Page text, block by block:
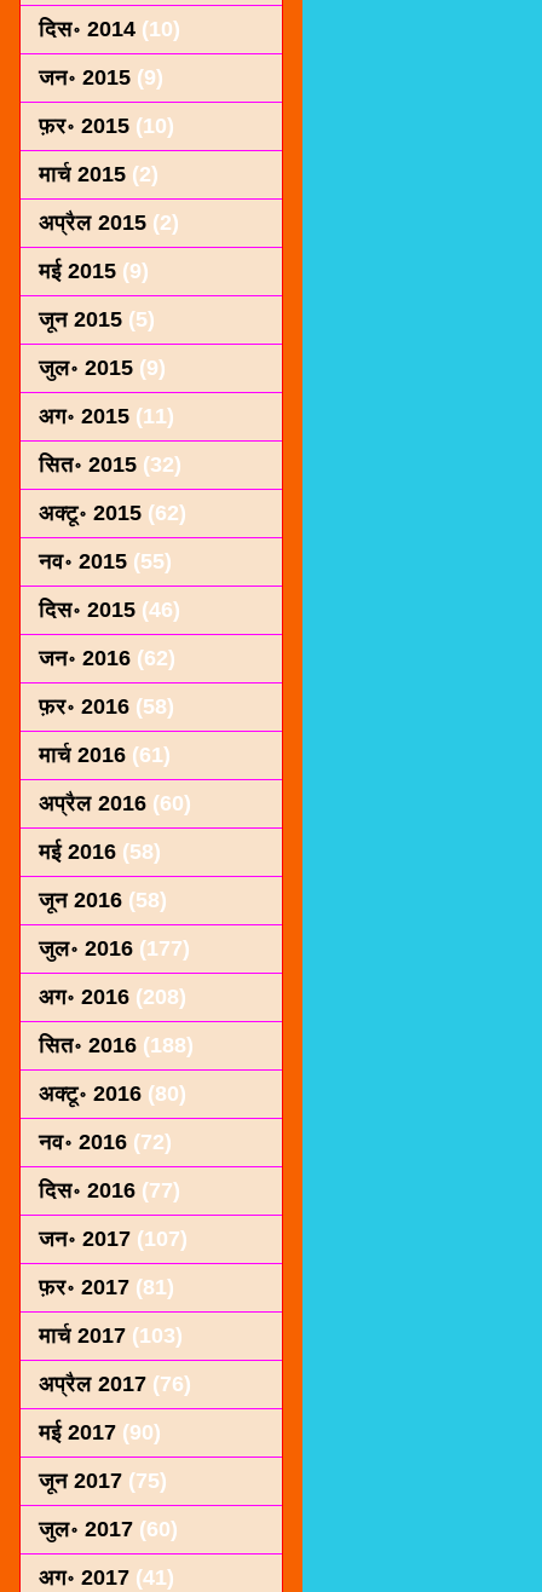
दिस॰ 2014 (10)
जन॰ 2015 (9)
फ़र॰ 2015 (10)
मार्च 2015 (2)
अप्रैल 2015 (2)
मई 2015 (9)
जून 2015 (5)
जुल॰ 2015 (9)
अग॰ 2015 (11)
सित॰ 2015 (32)
अक्टू॰ 2015 (62)
नव॰ 2015 (55)
दिस॰ 2015 (46)
जन॰ 2016 (62)
फ़र॰ 2016 (58)
मार्च 2016 (61)
अप्रैल 2016 (60)
मई 2016 (58)
जून 2016 (58)
जुल॰ 2016 (177)
अग॰ 2016 (208)
सित॰ 2016 (188)
अक्टू॰ 2016 (80)
नव॰ 2016 (72)
दिस॰ 2016 (77)
जन॰ 2017 (107)
फ़र॰ 2017 (81)
मार्च 2017 (103)
अप्रैल 2017 (76)
मई 2017 (90)
जून 2017 (75)
जुल॰ 2017 (60)
अग॰ 2017 (41)